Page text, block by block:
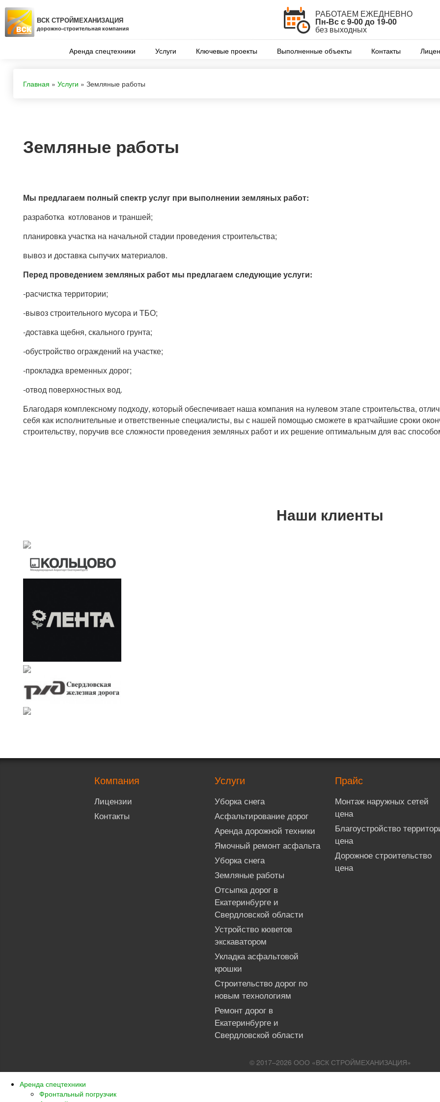
ВСК СТРОЙМЕХАНИЗАЦИЯ
дорожно-строительная компания
РАБОТАЕМ ЕЖЕДНЕВНО
Пн-Вс с 9-00 до 19-00
без выходных
Аренда спецтехники Услуги Ключевые проекты Выполненные объекты Контакты
Главная »Услуги »Земляные работы
Земляные работы
Мы предлагаем полный спектр услуг при выполнении земляных работ:
разработка котлованов и траншей;
планировка участка на начальной стадии проведения строительства;
вывоз и доставка сыпучих материалов.
Перед проведением земляных работ мы предлагаем следующие услуги:
-расчистка территории;
-вывоз строительного мусора и ТБО;
-доставка щебня, скального грунта;
-обустройство ограждений на участке;
-прокладка временных дорог;
-отвод поверхностных вод.
Благодаря комплексному подходу, который обеспечивает наша компания на нулевом этапе строительства,
себя как исполнительные и ответственные специалисты, вы с нашей помощью сможете в кратчайшие сроки
строительству, поручив все сложности проведения земляных работ и их решение оптимальным для вас
Наши клиенты
Компания
Лицензии
Контакты
Услуги
Уборка снега
Асфальтирование дорог
Аренда дорожной техники
Ямочный ремонт асфальта
Уборка снега
Земляные работы
Отсыпка дорог в
Екатеринбурге и
Свердловской области
Устройство кюветов
экскаватором
Укладка асфальтовой
крошки
Строительство дорог по
новым технологиям
Ремонт дорог в
Екатеринбурге и
Свердловской области
Прайс
Монтаж наружных сетей
цена
Благоустройство
цена
Дорожное строительство
цена
© 2017–2026 ООО «ВСК СТРОЙМЕХАНИЗАЦИЯ»
Аренда спецтехники
Фронтальный погрузчик